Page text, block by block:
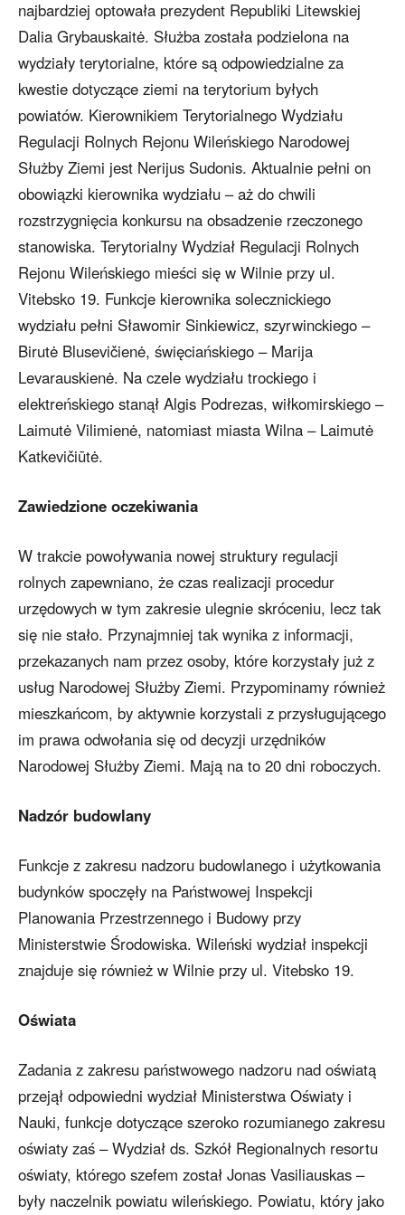
najbardziej optowała prezydent Republiki Litewskiej
Dalia Grybauskaitė. Służba została podzielona na
wydziały terytorialne, które są odpowiedzialne za
kwestie dotyczące ziemi na terytorium byłych
powiatów. Kierownikiem Terytorialnego Wydziału
Regulacji Rolnych Rejonu Wileńskiego Narodowej
Służby Ziemi jest Nerijus Sudonis. Aktualnie pełni on
obowiązki kierownika wydziału – aż do chwili
rozstrzygnięcia konkursu na obsadzenie rzeczonego
stanowiska. Terytorialny Wydział Regulacji Rolnych
Rejonu Wileńskiego mieści się w Wilnie przy ul.
Vitebsko 19. Funkcje kierownika solecznickiego
wydziału pełni Sławomir Sinkiewicz, szyrwinckiego –
Birutė Blusevičienė, święciańskiego – Marija
Levarauskienė. Na czele wydziału trockiego i
elektreńskiego stanął Algis Podrezas, wiłkomirskiego –
Laimutė Vilimienė, natomiast miasta Wilna – Laimutė
Katkevičiūtė.
Zawiedzione oczekiwania
W trakcie powoływania nowej struktury regulacji
rolnych zapewniano, że czas realizacji procedur
urzędowych w tym zakresie ulegnie skróceniu, lecz tak
się nie stało. Przynajmniej tak wynika z informacji,
przekazanych nam przez osoby, które korzystały już z
usług Narodowej Służby Ziemi. Przypominamy również
mieszkańcom, by aktywnie korzystali z przysługującego
im prawa odwołania się od decyzji urzędników
Narodowej Służby Ziemi. Mają na to 20 dni roboczych.
Nadzór budowlany
Funkcje z zakresu nadzoru budowlanego i użytkowania
budynków spoczęły na Państwowej Inspekcji
Planowania Przestrzennego i Budowy przy
Ministerstwie Środowiska. Wileński wydział inspekcji
znajduje się również w Wilnie przy ul. Vitebsko 19.
Oświata
Zadania z zakresu państwowego nadzoru nad oświatą
przejął odpowiedni wydział Ministerstwa Oświaty i
Nauki, funkcje dotyczące szeroko rozumianego zakresu
oświaty zaś – Wydział ds. Szkół Regionalnych resortu
oświaty, którego szefem został Jonas Vasiliauskas –
były naczelnik powiatu wileńskiego. Powiatu, który jako